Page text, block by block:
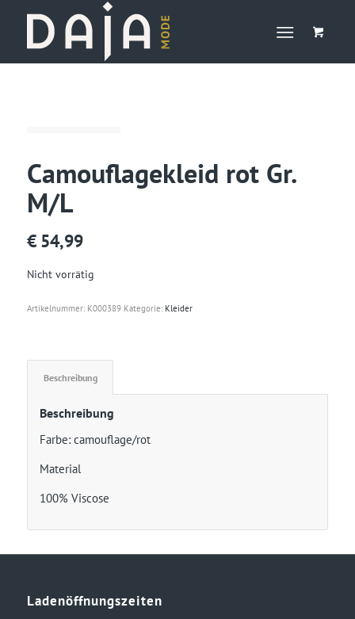
Camouflagekleid rot Gr.
M/L
€ 54,99
Nicht vorrätig
Artikelnummer: K000389 Kategorie: Kleider
Beschreibung
Beschreibung
Farbe: camouflage/rot
Material
100% Viscose
Ladenöffnungszeiten